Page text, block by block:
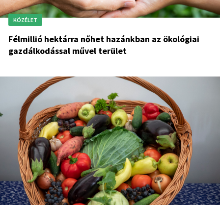
KÖZÉLET
Félmillió hektárra nőhet hazánkban az ökológiai
gazdálkodással művel terület